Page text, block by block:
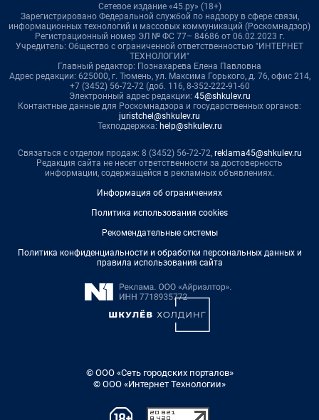
Сетевое издание «45.ру» (18+)
Зарегистрировано Федеральной службой по надзору в сфере связи,
информационных технологий и массовых коммуникаций (Роскомнадзор)
Регистрационный номер ЭЛ № ФС 77– 84686 от 06.02.2023 г.
Учредитель: Общество с ограниченной ответственностью "ИНТЕРНЕТ
ТЕХНОЛОГИИ"
Главный редактор: Познахарева Елена Павловна
Адрес редакции: 625000, г. Тюмень, ул. Максима Горького, д. 76, офис 214,
+7 (3452) 56-72-72 (доб. 116, 8-352-222-91-60
Электронный адрес редакции: 45@shkulev.ru
Контактные данные для Роскомнадзора и государственных органов:
juristchel@shkulev.ru
Техподдержка: help@shkulev.ru
Связаться с отделом продаж: 8 (3452) 56-72-72, reklama45@shkulev.ru
Редакция сайта не несет ответственности за достоверность
информации, содержащейся в рекламных объявлениях.
Информация об ограничениях
Политика использования cookies
Рекомендательные системы
Политика конфиденциальности и обработки персональных данных и
правила использования сайта
© ООО «Сеть городских порталов»
© ООО «Интернет Технологии»